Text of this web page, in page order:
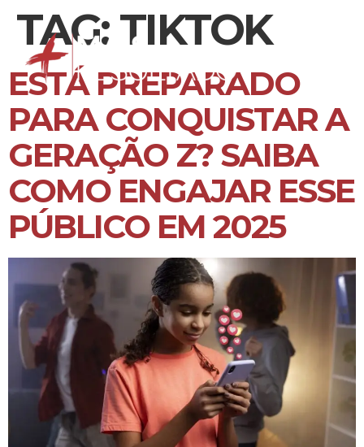
TAG: TIKTOK
ESTÁ PREPARADO
PARA CONQUISTAR A
GERAÇÃO Z? SAIBA
COMO ENGAJAR ESSE
PÚBLICO EM 2025